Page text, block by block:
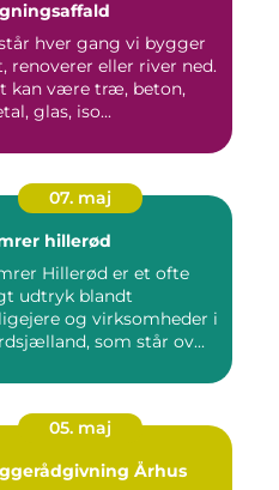
hver gang vi bygger
renoverer eller river ned.
kan være træ, beton,
glas, iso...
07. maj
hillerød
Hillerød er et ofte
udtryk blandt
og virksomheder i
som står ov...
05. maj
Århus